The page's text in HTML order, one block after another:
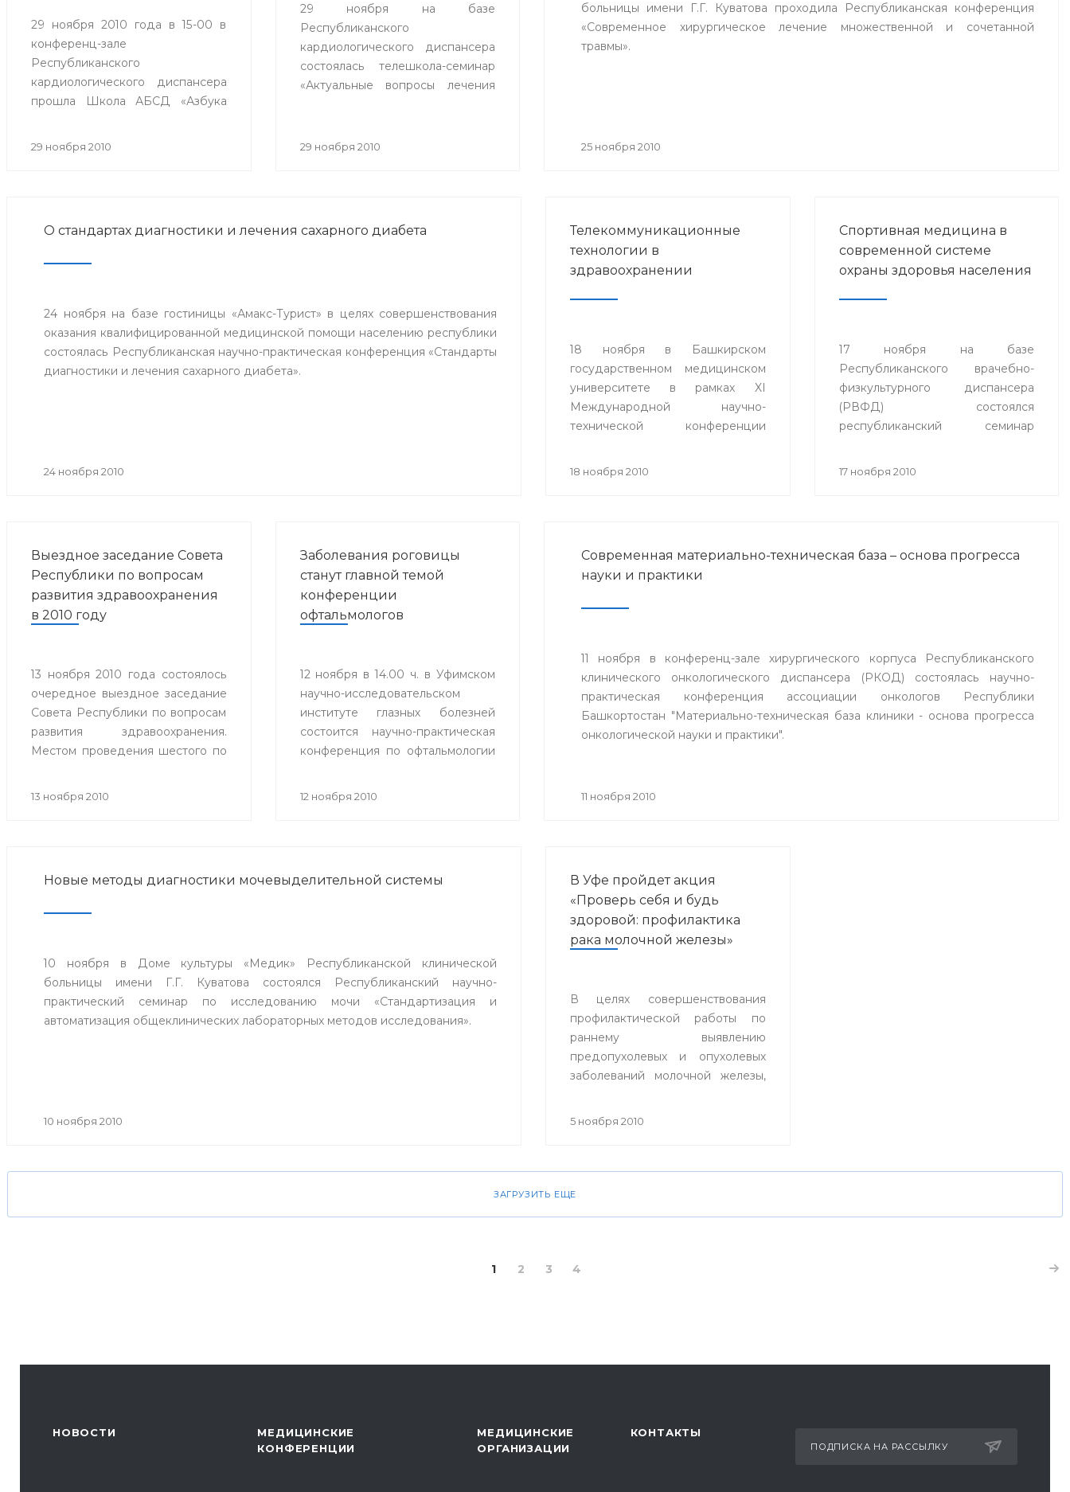
29 ноября 2010 года в 15-00 в
конференц-зале
Республиканского
кардиологического диспансера
прошла Школа АБСД «Азбука
с ИБС» с участием
29 ноября 2010
29 ноября на базе
Республиканского
кардиологического диспансера
состоялась телешкола-семинар
«Актуальные вопросы лечения
центров городов Белорецка,
29 ноября 2010
больницы имени Г.Г. Куватова проходила Республиканская конференция
«Современное хирургическое лечение множественной и сочетанной
травмы».
25 ноября 2010
О стандартах диагностики и лечения сахарного диабета
24 ноября на базе гостиницы «Амакс-Турист» в целях совершенствования
оказания квалифицированной медицинской помощи населению республики
состоялась Республиканская научно-практическая конференция «Стандарты
диагностики и лечения сахарного диабета».
24 ноября 2010
Телекоммуникационные
технологии в
здравоохранении
18 ноября в Башкирском
государственном медицинском
университете в рамках XI
Международной научно-
технической конференции
телекоммуникаций 2010»
18 ноября 2010
Спортивная медицина в
современной системе
охраны здоровья населения
17 ноября на базе
Республиканского врачебно-
физкультурного диспансера
(РВФД) состоялся
республиканский семинар
современной системе охраны
17 ноября 2010
Выездное заседание Совета
Республики по вопросам
развития здравоохранения
в 2010 году
13 ноября 2010 года состоялось
очередное выездное заседание
Совета Республики по вопросам
развития здравоохранения.
Местом проведения шестого по
округ г.Уфа.
13 ноября 2010
Заболевания роговицы
станут главной темой
конференции
офтальмологов
12 ноября в 14.00 ч. в Уфимском
научно-исследовательском
институте глазных болезней
состоится научно-практическая
конференция по офтальмологии
хирургического и
12 ноября 2010
Современная материально-техническая база – основа прогресса
науки и практики
11 ноября в конференц-зале хирургического корпуса Республиканского
клинического онкологического диспансера (РКОД) состоялась научно-
практическая конференция ассоциации онкологов Республики
Башкортостан "Материально-техническая база клиники - основа прогресса
онкологической науки и практики".
11 ноября 2010
Новые методы диагностики мочевыделительной системы
10 ноября в Доме культуры «Медик» Республиканской клинической
больницы имени Г.Г. Куватова состоялся Республиканский научно-
практический семинар по исследованию мочи «Стандартизация и
автоматизация общеклинических лабораторных методов исследования».
10 ноября 2010
В Уфе пройдет акция
«Проверь себя и будь
здоровой: профилактика
рака молочной железы»
В целях совершенствования
профилактической работы по
раннему выявлению
предопухолевых и опухолевых
заболеваний молочной железы,
самообследования и
«Проверь себя и будь здоровой:
профилактика рака молочной
5 ноября 2010
ЗАГРУЗИТЬ ЕЩЕ
1 2 3 4
НОВОСТИ
МЕДИЦИНСКИЕ
КОНФЕРЕНЦИИ
МЕДИЦИНСКИЕ
ОРГАНИЗАЦИИ
КОНТАКТЫ
ПОДПИСКА НА РАССЫЛКУ